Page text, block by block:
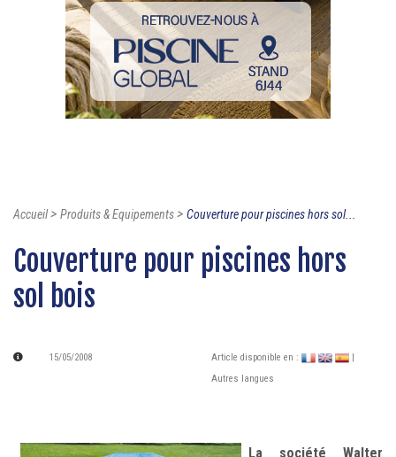
Accueil> Produits & Equipements> Couverture pour piscines hors sol...
Couverture pour piscines hors
sol bois
15/05/2008 Article disponible en :
Autres langues
La société Walter